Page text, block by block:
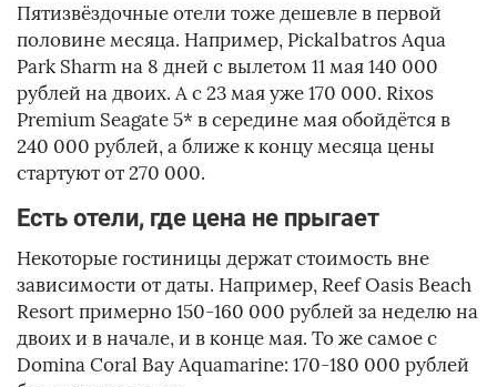
Пятизвёздочные отели тоже дешевле в первой
половине месяца. Например, Pickalbatros Aqua
Park Sharm на 8 дней с вылетом 11 мая 140 000
рублей на двоих. А с 23 мая уже 170 000. Rixos
Premium Seagate 5* в середине мая обойдётся в
240 000 рублей, а ближе к концу месяца цены
стартуют от 270 000.
Есть отели, где цена не прыгает
Некоторые гостиницы держат стоимость вне
зависимости от даты. Например, Reef Oasis Beach
Resort примерно 150-160 000 рублей за неделю на
двоих и в начале, и в конце мая. То же самое с
Domina Coral Bay Aquamarine: 170-180 000 рублей